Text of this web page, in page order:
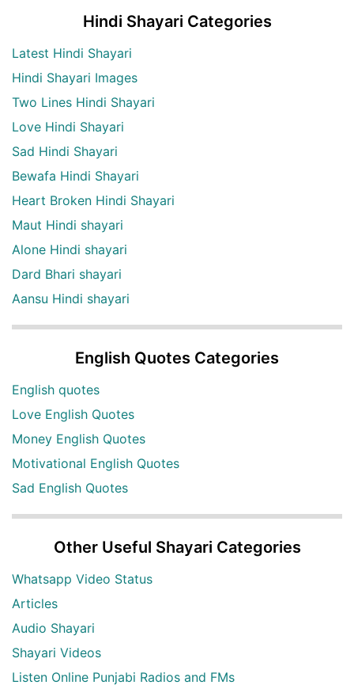
Hindi Shayari Categories
Latest Hindi Shayari
Hindi Shayari Images
Two Lines Hindi Shayari
Love Hindi Shayari
Sad Hindi Shayari
Bewafa Hindi Shayari
Heart Broken Hindi Shayari
Maut Hindi shayari
Alone Hindi shayari
Dard Bhari shayari
Aansu Hindi shayari
English Quotes Categories
English quotes
Love English Quotes
Money English Quotes
Motivational English Quotes
Sad English Quotes
Other Useful Shayari Categories
Whatsapp Video Status
Articles
Audio Shayari
Shayari Videos
Listen Online Punjabi Radios and FMs